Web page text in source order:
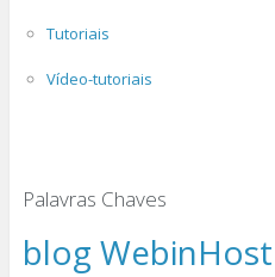
Tutoriais
Vídeo-tutoriais
Palavras Chaves
blog WebinHost